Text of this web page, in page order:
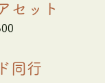
セット
同行